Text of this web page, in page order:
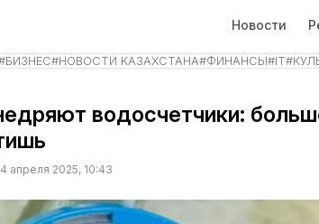
Новости
БИЗНЕС#НОВОСТИ КАЗАХСТАНА#ФИНАНСЫ#IT#
водосчетчики:
апреля 2025, 10:43